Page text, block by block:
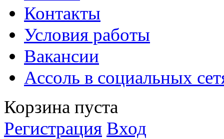
Контакты
Условия работы
Вакансии
Ассоль в социальных
Корзина пуста
Регистрация Вход